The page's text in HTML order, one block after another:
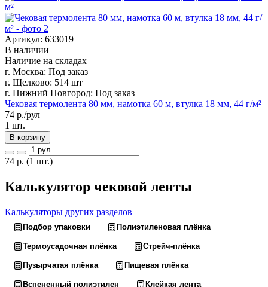
Артикул: 633019
В наличии
Наличие на складах
г. Москва: Под заказ
г. Щелково: 514 шт
г. Нижний Новгород: Под заказ
Чековая термолента 80 мм, намотка 60 м, втулка 18 мм, 44 г/м²
74 р./рул
1 шт.
В корзину
74 р. (1 шт.)
Калькулятор чековой ленты
Калькуляторы других разделов
Подбор упаковки Полиэтиленовая плёнка
Термоусадочная плёнка Стрейч-плёнка
Пузырчатая плёнка Пищевая плёнка
Вспененный полиэтилен Клейкая лента